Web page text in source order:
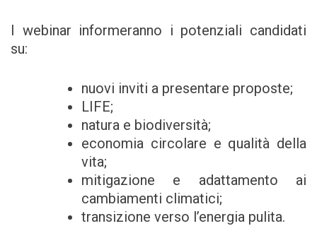
I webinar informeranno i potenziali candidati
su:
nuovi inviti a presentare proposte;
LIFE;
natura e biodiversità;
economia circolare e qualità della
vita;
mitigazione e adattamento ai
cambiamenti climatici;
transizione verso l’energia pulita.